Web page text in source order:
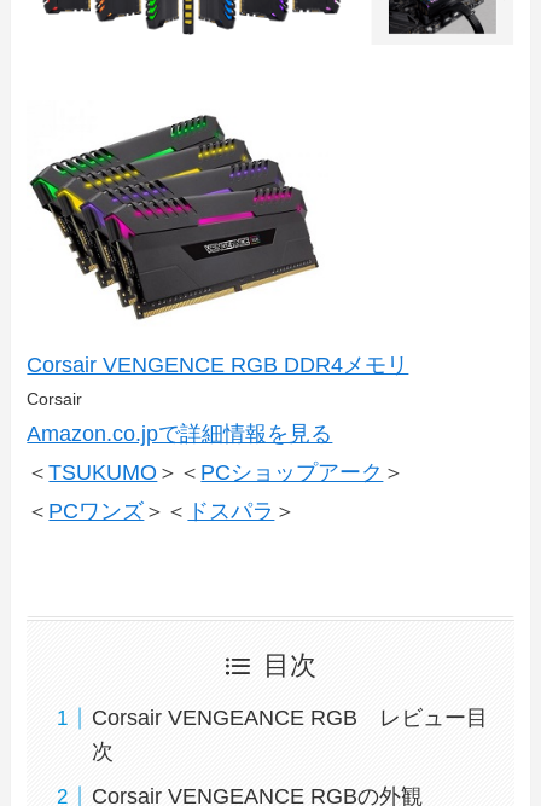
Corsair VENGENCE RGB DDR4メモリ
Corsair
Amazon.co.jpで詳細情報を見る
＜TSUKUMO ＞＜ PCショップアーク ＞
＜ PCワンズ ＞＜ ドスパラ ＞
目次
Corsair VENGEANCE RGB レビュー目
次
Corsair VENGEANCE RGBの外観